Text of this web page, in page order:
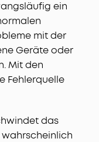
ein
mit der
Geräte oder
Mit den
Fehlerquelle
das